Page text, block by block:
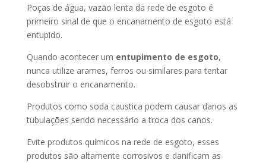
Poças de água, vazão lenta da rede de esgoto é
primeiro sinal de que o encanamento de esgoto está
entupido.
Quando acontecer um entupimento de esgoto,
nunca utilize arames, ferros ou similares para tentar
desobstruir o encanamento.
Produtos como soda caustica podem causar danos as
tubulações sendo necessário a troca dos canos.
Evite produtos químicos na rede de esgoto, esses
produtos são altamente corrosivos e danificam as